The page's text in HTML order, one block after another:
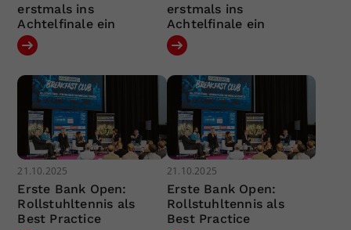
erstmals ins
Achtelfinale ein
erstmals ins
Achtelfinale ein
21.10.2025
Erste Bank Open:
Rollstuhltennis als
Best Practice
21.10.2025
Erste Bank Open:
Rollstuhltennis als
Best Practice